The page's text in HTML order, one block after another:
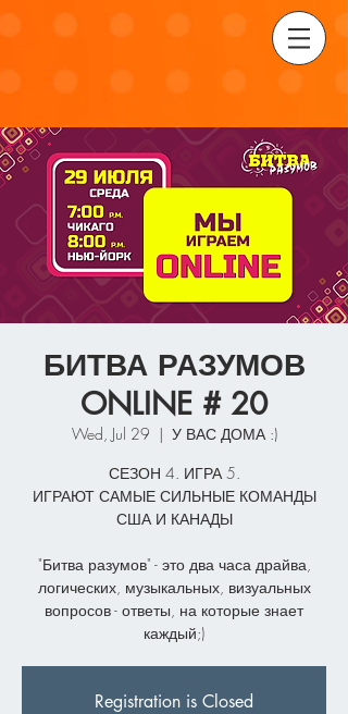
БИТВА РАЗУМОВ
ONLINE # 20
Wed, Jul 29
  |
У ВАС ДОМА :)
СЕЗОН 4. ИГРА 5.
ИГРАЮТ САМЫЕ СИЛЬНЫЕ КОМАНДЫ
США И КАНАДЫ
"Битва разумов" - это два часа драйва,
логических, музыкальных, визуальных
вопросов - ответы, на которые знает
каждый;)
Registration is Closed